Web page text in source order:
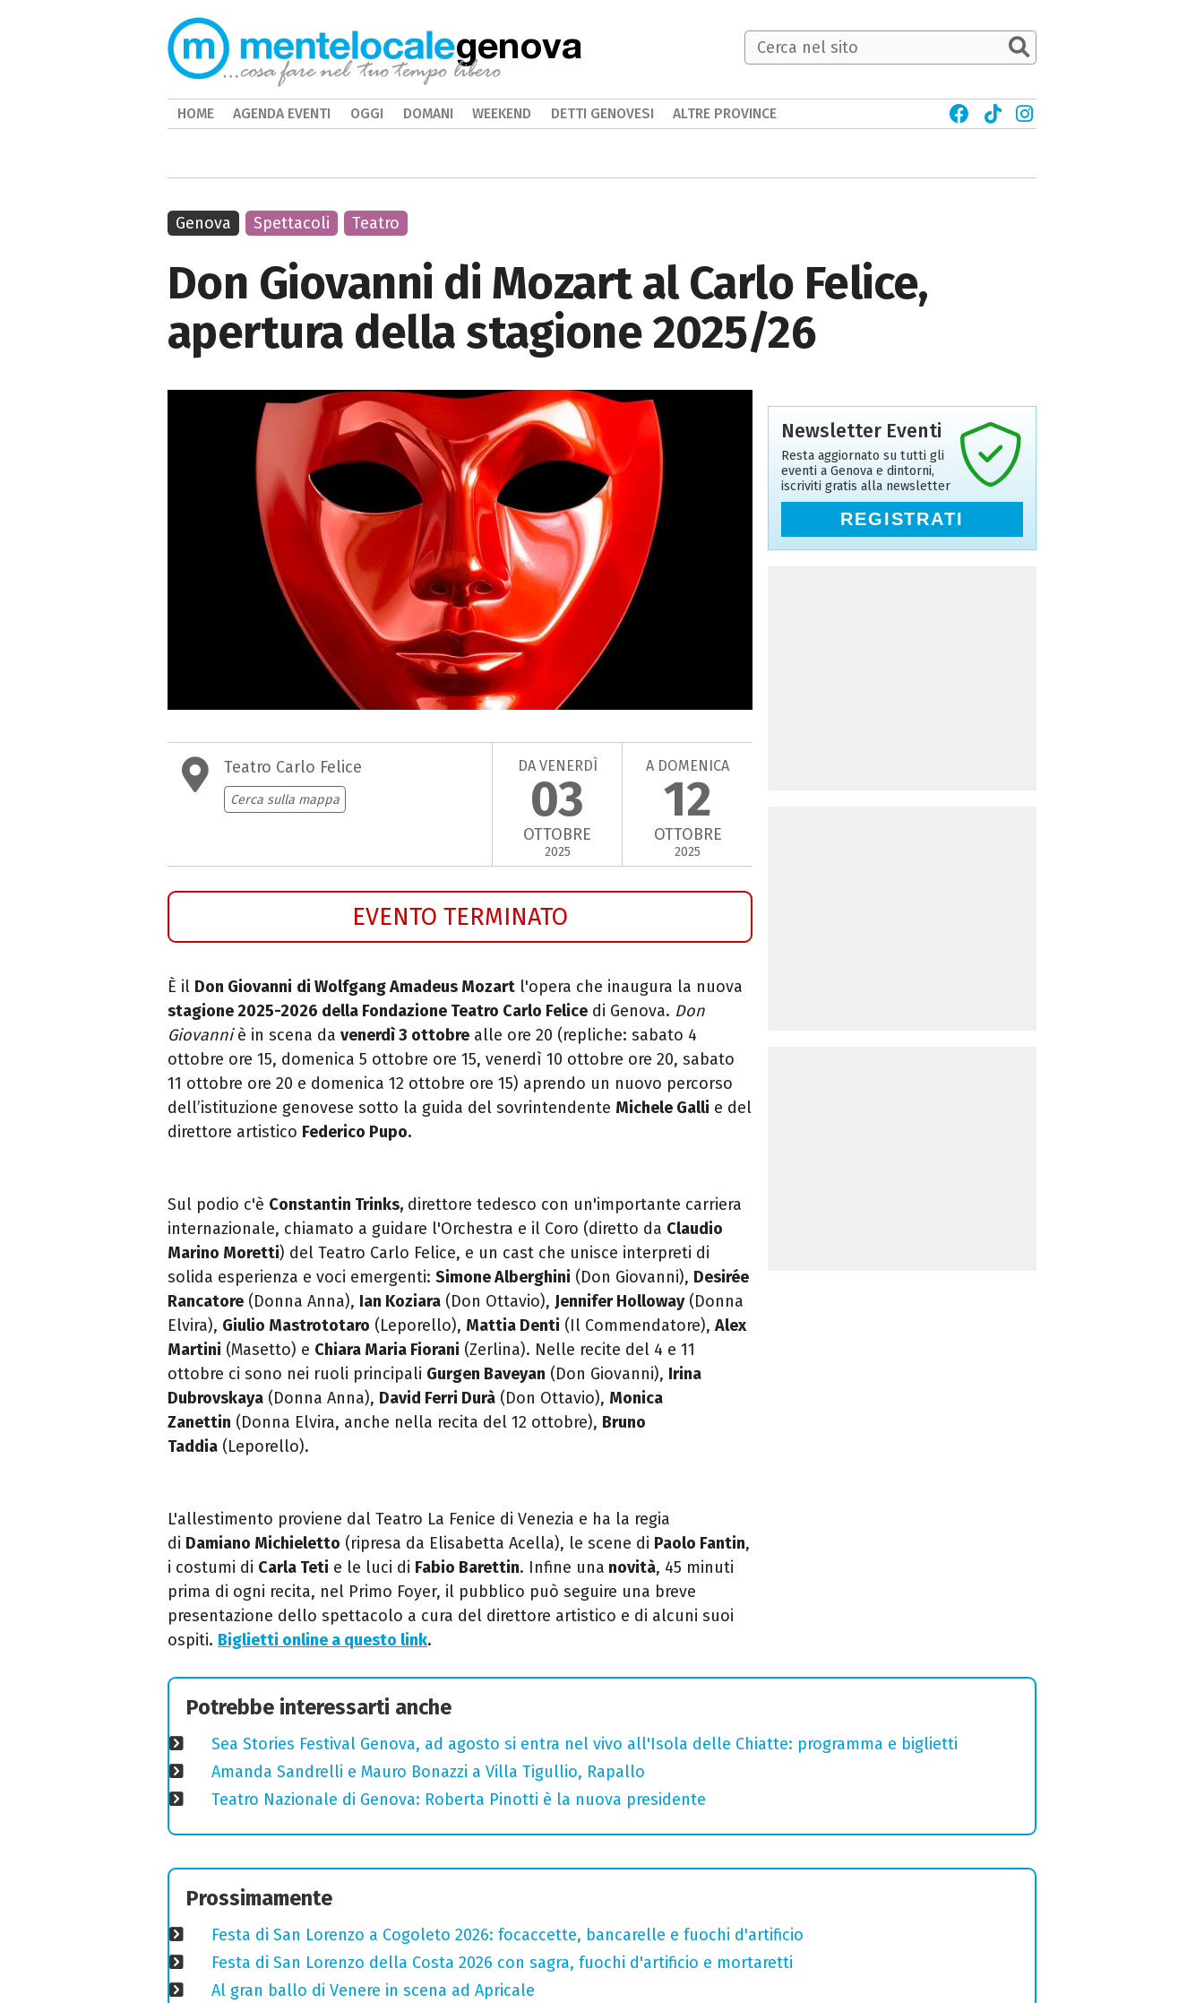
Don Giovanni di Mozart al Carlo Felice,
apertura della stagione 2025/26
Teatro Carlo Felice
Cerca sulla mappa
DA VENERDÌ
03
OTTOBRE
2025
A DOMENICA
12
OTTOBRE
2025
EVENTO TERMINATO
È il Don Giovanni di Wolfgang Amadeus Mozart l'opera che inaugura la nuova
stagione 2025-2026 della Fondazione Teatro Carlo Felice di Genova. Don
Giovanni è in scena da venerdì 3 ottobre alle ore 20 (repliche: sabato 4
ottobre ore 15, domenica 5 ottobre ore 15, venerdì 10 ottobre ore 20, sabato
11 ottobre ore 20 e domenica 12 ottobre ore 15) aprendo un nuovo percorso
dell’istituzione genovese sotto la guida del sovrintendente Michele Galli e del
direttore artistico Federico Pupo.
Sul podio c'è Constantin Trinks, direttore tedesco con un'importante carriera
internazionale, chiamato a guidare l'Orchestra e il Coro (diretto da Claudio
Marino Moretti) del Teatro Carlo Felice, e un cast che unisce interpreti di
solida esperienza e voci emergenti: Simone Alberghini (Don Giovanni), Desirée
Rancatore (Donna Anna), Ian Koziara (Don Ottavio), Jennifer Holloway (Donna
Elvira), Giulio Mastrototaro (Leporello), Mattia Denti (Il Commendatore), Alex
Martini (Masetto) e Chiara Maria Fiorani (Zerlina). Nelle recite del 4 e 11
ottobre ci sono nei ruoli principali Gurgen Baveyan (Don Giovanni), Irina
Dubrovskaya (Donna Anna), David Ferri Durà (Don Ottavio), Monica
Zanettin (Donna Elvira, anche nella recita del 12 ottobre), Bruno
Taddia (Leporello).
L'allestimento proviene dal Teatro La Fenice di Venezia e ha la regia
di Damiano Michieletto (ripresa da Elisabetta Acella), le scene di Paolo Fantin,
i costumi di Carla Teti e le luci di Fabio Barettin. Infine una novità, 45 minuti
prima di ogni recita, nel Primo Foyer, il pubblico può seguire una breve
presentazione dello spettacolo a cura del direttore artistico e di alcuni suoi
ospiti. Biglietti online a questo link.
Genova Spettacoli Teatro
Newsletter Eventi
Resta aggiornato su tutti gli
eventi a Genova e dintorni,
iscriviti gratis alla newsletter
REGISTRATI
Potrebbe interessarti anche
Sea Stories Festival Genova, ad agosto si entra nel vivo all'Isola delle Chiatte: programma e biglietti
Amanda Sandrelli e Mauro Bonazzi a Villa Tigullio, Rapallo
Teatro Nazionale di Genova: Roberta Pinotti è la nuova presidente
Prossimamente
Festa di San Lorenzo a Cogoleto 2026: focaccette, bancarelle e fuochi d'artificio
Festa di San Lorenzo della Costa 2026 con sagra, fuochi d'artificio e mortaretti
Al gran ballo di Venere in scena ad Apricale
genova
HOME AGENDA EVENTI OGGI DOMANI WEEKEND DETTI GENOVESI ALTRE PROVINCE